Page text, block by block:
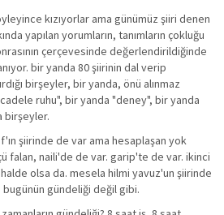
kızıyorlar ama günümüz şiiri denen
yapılan yorumların, tanımların çokluğu
çerçevesinde değerlendirildiğinde
bir yanda 80 şiirinin dal verip
birşeyler, bir yanda, önü alınmaz
ruhu", bir yanda "deney", bir yanda
birşeyler.
şiirinde de var ama hesaplaşan yok
falan, naili'de de var. garip'te de var. ikinci
olsa da. mesela hilmi yavuz'un şiirinde
gündeliği değil gibi.